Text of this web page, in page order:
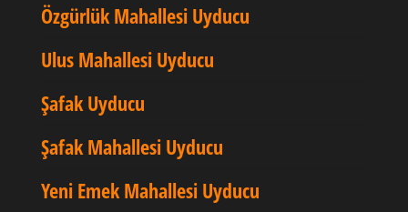
Özgürlük Mahallesi Uyducu
Ulus Mahallesi Uyducu
Şafak Uyducu
Şafak Mahallesi Uyducu
Yeni Emek Mahallesi Uyducu